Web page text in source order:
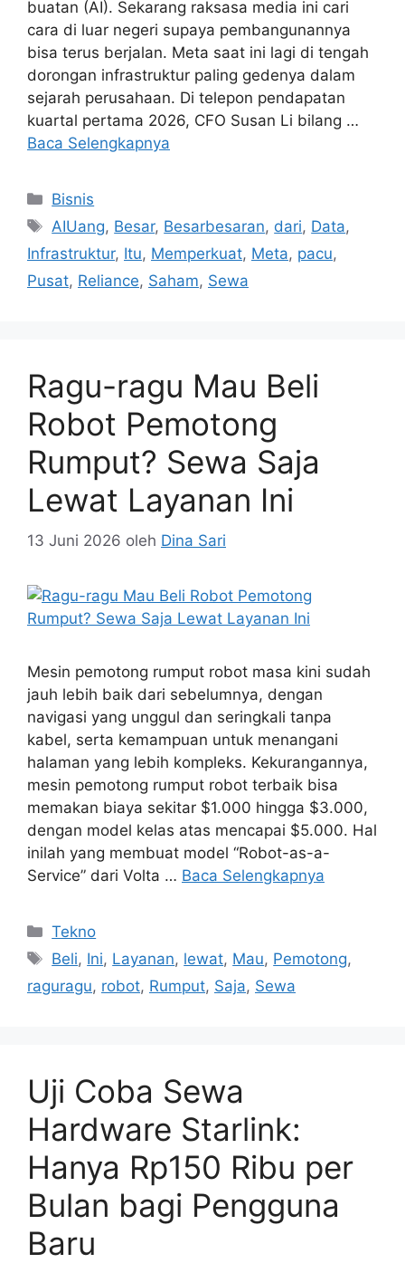
buatan (AI). Sekarang raksasa media ini cari
cara di luar negeri supaya pembangunannya
bisa terus berjalan. Meta saat ini lagi di tengah
dorongan infrastruktur paling gedenya dalam
sejarah perusahaan. Di telepon pendapatan
kuartal pertama 2026, CFO Susan Li bilang …
Baca Selengkapnya
Kategori
Bisnis
Tag
AIUang, Besar, Besarbesaran, dari, Data,
Infrastruktur, Itu, Memperkuat, Meta, pacu,
Pusat, Reliance, Saham, Sewa
Ragu-ragu Mau Beli
Robot Pemotong
Rumput? Sewa Saja
Lewat Layanan Ini
13 Juni 2026 oleh Dina Sari
Mesin pemotong rumput robot masa kini sudah
jauh lebih baik dari sebelumnya, dengan
navigasi yang unggul dan seringkali tanpa
kabel, serta kemampuan untuk menangani
halaman yang lebih kompleks. Kekurangannya,
mesin pemotong rumput robot terbaik bisa
memakan biaya sekitar $1.000 hingga $3.000,
dengan model kelas atas mencapai $5.000. Hal
inilah yang membuat model “Robot-as-a-
Service” dari Volta … Baca Selengkapnya
Kategori
Tekno
Tag
Beli, Ini, Layanan, lewat, Mau, Pemotong,
raguragu, robot, Rumput, Saja, Sewa
Uji Coba Sewa
Hardware Starlink:
Hanya Rp150 Ribu per
Bulan bagi Pengguna
Baru